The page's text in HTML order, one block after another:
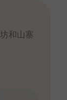
和山寨